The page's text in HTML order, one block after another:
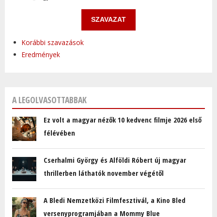
Korábbi szavazások
Eredmények
A LEGOLVASOTTABBAK
Ez volt a magyar nézők 10 kedvenc filmje 2026 első
félévében
Cserhalmi György és Alföldi Róbert új magyar
thrillerben láthatók november végétől
A Bledi Nemzetközi Filmfesztivál, a Kino Bled
versenyprogramjában a Mommy Blue